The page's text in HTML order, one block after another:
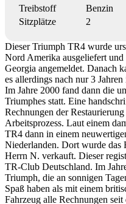
Treibstoff
Benzin
Sitzplätze
2
Dieser Triumph TR4 wurde
Nord Amerika ausgeliefert
Georgia angemeldet. Danach
es allerdings nach nur 3
Im Jahre 2000 fand dann die
Triumphes statt. Eine
Rechnungen der
Arbeitsprozess. Laut einem
TR4 dann in einem
Niederlanden. Dort wurde das
Herrn N. verkauft. Dieser
TR-Club Deutschland. Im
Triumph, die an sonnigen
Spaß haben als mit einem
Fahrzeug alle Rechnungen